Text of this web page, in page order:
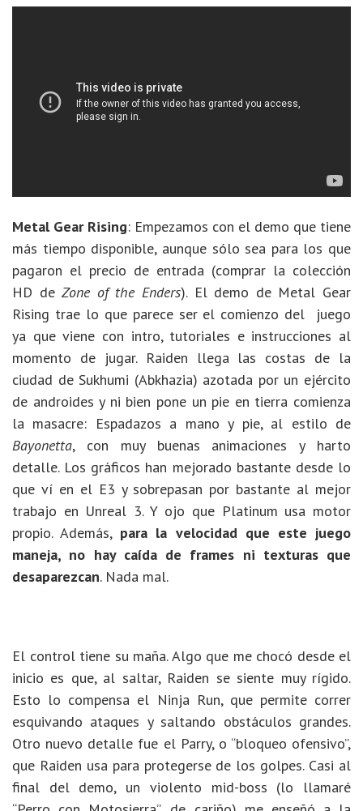
Metal Gear Rising: Empezamos con el demo que tiene
más tiempo disponible, aunque sólo sea para los que
pagaron el precio de entrada (comprar la colección
HD deZone of the Enders). El demo de Metal Gear
Rising trae lo que parece ser el comienzo del juego
ya que viene con intro, tutoriales e instrucciones al
momento de jugar. Raiden llega las costas de la
ciudad de Sukhumi (Abkhazia) azotada por un ejército
de androides y ni bien pone un pie en tierra comienza
la masacre: Espadazos a mano y pie, al estilo de
Bayonetta, con muy buenas animaciones y harto
detalle. Los gráficos han mejorado bastante desde lo
que ví en el E3 y sobrepasan por bastante al mejor
trabajo en Unreal 3. Y ojo que Platinum usa motor
propio. Además, para la velocidad que este juego
maneja, no hay caída de frames ni texturas que
desaparezcan. Nada mal.
El control tiene su maña. Algo que me chocó desde el
inicio es que, al saltar, Raiden se siente muy rígido.
Esto lo compensa el Ninja Run, que permite correr
esquivando ataques y saltando obstáculos grandes.
Otro nuevo detalle fue el Parry, o “bloqueo ofensivo”,
que Raiden usa para protegerse de los golpes. Casi al
final del demo, un violento mid-boss (lo llamaré